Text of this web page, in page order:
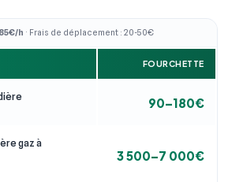
h · Frais de déplacement : 20-50€
FOURCHETTE
90–180€
gaz à
3 500–7 000€